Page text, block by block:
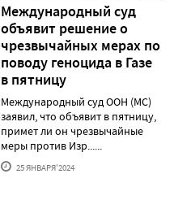
Международный суд
объявит решение о
чрезвычайных мерах по
поводу геноцида в Газе
в пятницу
Международный суд ООН (МС)
заявил, что объявит в пятницу,
примет ли он чрезвычайные
меры против Изр......
25 ЯНВАРЯ'2024